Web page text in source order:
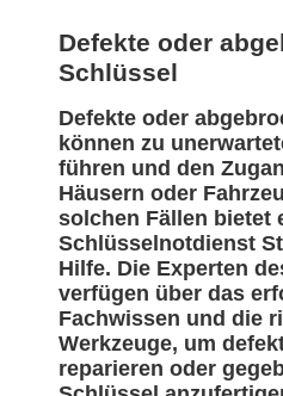
Defekte oder
Schlüssel
Defekte oder
können zu
führen und den
Häusern oder
solchen Fällen bietet
Schlüsselnotdienst
Hilfe. Die Experten
verfügen über das
Fachwissen und die
Werkzeuge, um
reparieren oder